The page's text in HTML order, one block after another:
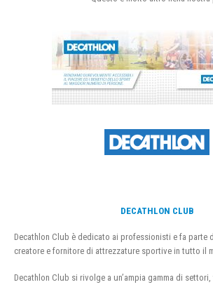
DECATHLON CLUB
Decathlon Club è dedicato ai professionisti e fa parte
creatore e fornitore di attrezzature sportive in tutto il
Decathlon Club si rivolge a un’ampia gamma di